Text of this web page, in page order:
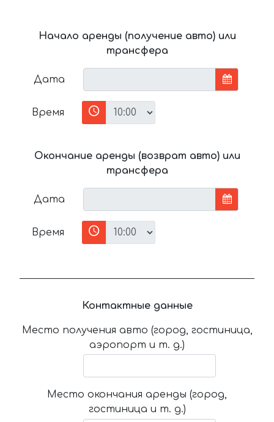
Начало аренды (получение авто) или
трансфера
Дата
Время
Окончание аренды (возврат авто) или
трансфера
Дата
Время
Контактные данные
Место получения авто (город, гостиница,
аэропорт и т. д.)
Место окончания аренды (город,
гостиница и т. д.)